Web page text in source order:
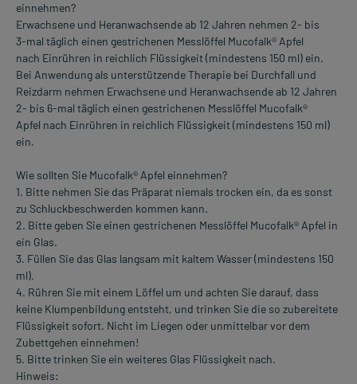
einnehmen?
Erwachsene und Heranwachsende ab 12 Jahren nehmen 2- bis
3-mal täglich einen gestrichenen Messlöffel Mucofalk® Apfel
nach Einrühren in reichlich Flüssigkeit (mindestens 150 ml) ein.
Bei Anwendung als unterstützende Therapie bei Durchfall und
Reizdarm nehmen Erwachsene und Heranwachsende ab 12 Jahren
2- bis 6-mal täglich einen gestrichenen Messlöffel Mucofalk®
Apfel nach Einrühren in reichlich Flüssigkeit (mindestens 150 ml)
ein.
Wie sollten Sie Mucofalk® Apfel einnehmen?
1. Bitte nehmen Sie das Präparat niemals trocken ein, da es sonst
zu Schluckbeschwerden kommen kann.
2. Bitte geben Sie einen gestrichenen Messlöffel Mucofalk® Apfel in
ein Glas.
3. Füllen Sie das Glas langsam mit kaltem Wasser (mindestens 150
ml).
4. Rühren Sie mit einem Löffel um und achten Sie darauf, dass
keine Klumpenbildung entsteht, und trinken Sie die so zubereitete
Flüssigkeit sofort. Nicht im Liegen oder unmittelbar vor dem
Zubettgehen einnehmen!
5. Bitte trinken Sie ein weiteres Glas Flüssigkeit nach.
Hinweis: